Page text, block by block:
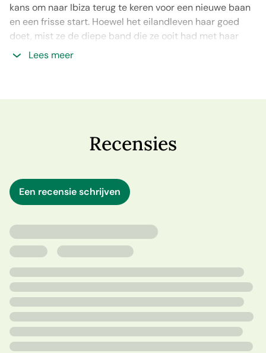
kans om naar Ibiza terug te keren voor een nieuwe baan
en een frisse start. Hoewel het eilandleven haar goed
doet, mist ze de diepe band die ze ooit had met haar
beste vriendinnen. Vastberaden om hun oude belofte
verborgen waarheden naar boven komen, vraagt Belle
zich af of het verleden hen kan verenigen of juist verder
Kan deze zomer hen een nieuwe kans geven - op
vriendschap, liefde en een toekomst vol hoop?
'Als je op zoek bent naar een perfecte dosis zomerse
zonneschijn, is dit het boek voor jou!' - Sarah Bennett
Moet gelezen worden bij een zwembad met een glas
prosecco in de hand.' - T.A. Williams
Lees meer
Recensies
Een recensie schrijven